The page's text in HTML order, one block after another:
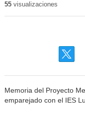
55visualizaciones
Memoria del Proyecto
emparejado con el IES